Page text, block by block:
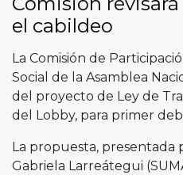
el cabildeo
La Comisión de
Social de la Asamblea
del proyecto de Ley de
del Lobby, para primer
La propuesta, presentada
Gabriela Larreátegui